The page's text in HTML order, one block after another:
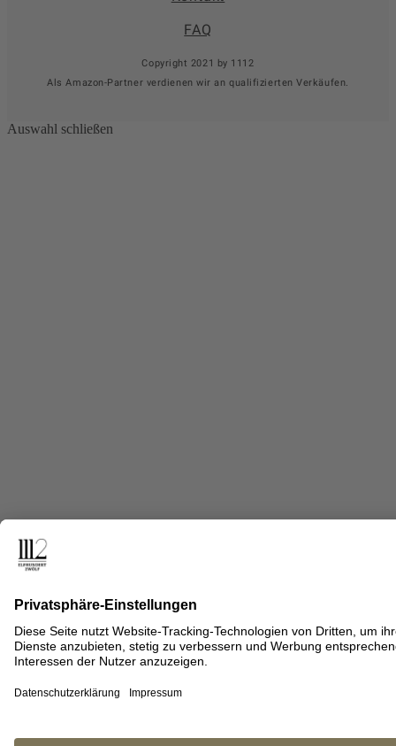
FAQ
Copyright 2021 by 1112
Als Amazon-Partner verdienen wir an qualifizierten Verkäufen.
Auswahl schließen